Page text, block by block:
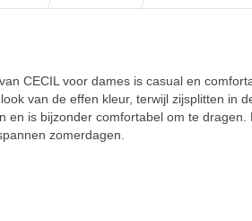
CECIL voor dames is casual en
van de effen kleur, terwijl zijsplitten in
en is bijzonder comfortabel om te
zomerdagen.